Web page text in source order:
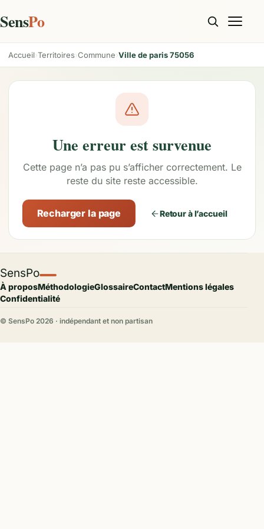
SensPo
Accueil Territoires Commune Ville de paris 75056
Une erreur est survenue
Cette page n’a pas pu s’afficher correctement. Le
reste du site reste accessible.
Recharger la page Retour à l’accueil
SensPo
À proposMéthodologieGlossaireContactMentions légales
Confidentialité
© SensPo 2026 · indépendant et non partisan